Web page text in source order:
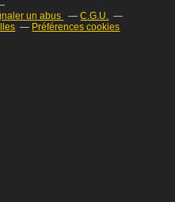
un abus
C.G.U.
Préférences cookies